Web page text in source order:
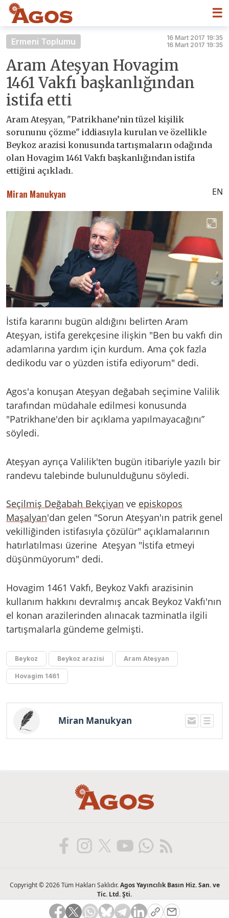
☰
Ermeni Toplumu
16 Mart 2017 19:35
16 Mart 2017 19:35
Aram Ateşyan Hovagim
1461 Vakfı başkanlığından
istifa etti
Aram Ateşyan, "Patrikhane’nin tüzel kişilik
sorununu çözme" iddiasıyla kurulan ve özellikle
Beykoz arazisi konusunda tartışmaların odağında
olan Hovagim 1461 Vakfı başkanlığından istifa
ettiğini açıkladı.
Miran Manukyan EN
İstifa kararını bugün aldığını belirten Aram
Ateşyan, istifa gerekçesine ilişkin "Ben bu vakfı din
adamlarına yardım için kurdum. Ama çok fazla
dedikodu var o yüzden istifa ediyorum" dedi.
Agos'a konuşan Ateşyan değabah seçimine Valilik
tarafından müdahale edilmesi konusunda
"Patrikhane'den bir açıklama yapılmayacağını”
söyledi.
Ateşyan ayrıça Valilik'ten bugün itibariyle yazılı bir
randevu talebinde bulunulduğunu söyledi.
Seçilmiş Değabah Bekçiyan ve episkopos
Maşalyan'dan gelen "Sorun Ateşyan'ın patrik genel
vekilliğinden istifasıyla çözülür" açıklamalarının
hatırlatılması üzerine Ateşyan "İstifa etmeyi
düşünmüyorum" dedi.
Hovagim 1461 Vakfı, Beykoz Vakfı arazisinin
kullanım hakkını devralmış ancak Beykoz Vakfı'nın
el konan arazilerinden alınacak tazminatla ilgili
tartışmalarla gündeme gelmişti.
Beykoz Beykoz arazisi Aram Ateşyan
Hovagim 1461
Miran Manukyan
Copyright © 2026 Tüm Hakları Saklıdır.Agos Yayıncılık Basın Hiz. San. ve
Tic. Ltd. Şti.